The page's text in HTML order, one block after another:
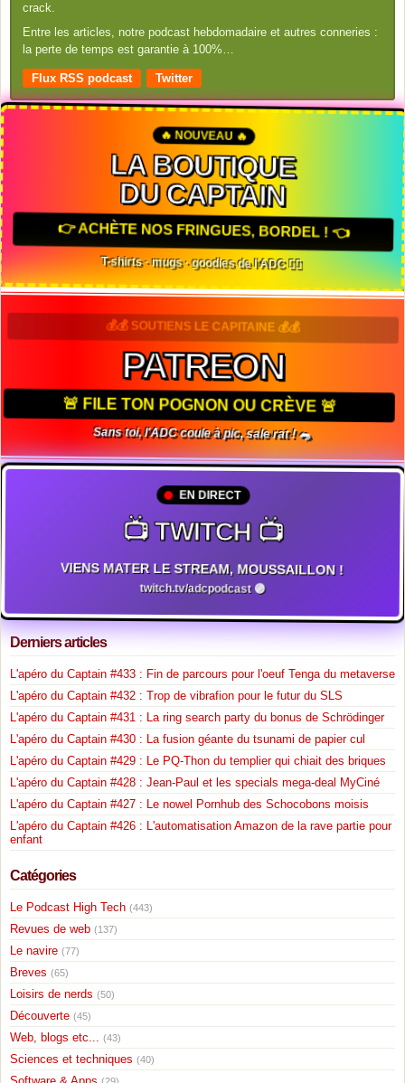
crack.
Entre les articles, notre podcast hebdomadaire et autres conneries :
la perte de temps est garantie à 100%…
Flux RSS podcast Twitter
🔥 NOUVEAU 🔥
LA BOUTIQUE
DU CAPTAIN
👉 ACHÈTE NOS FRINGUES, BORDEL ! 👈
T-shirts · mugs · goodies de l'ADC 🏴‍☠️
💰💰 SOUTIENS LE CAPITAINE 💰💰
PATREON
🚨 FILE TON POGNON OU CRÈVE 🚨
Sans toi, l'ADC coule à pic, sale rat ! 🐀
EN DIRECT
📺 TWITCH 📺
VIENS MATER LE STREAM, MOUSSAILLON !
twitch.tv/adcpodcast 🟣
Derniers articles
L'apéro du Captain #433 : Fin de parcours pour l'oeuf Tenga du metaverse
L'apéro du Captain #432 : Trop de vibrafion pour le futur du SLS
L'apéro du Captain #431 : La ring search party du bonus de Schrödinger
L'apéro du Captain #430 : La fusion géante du tsunami de papier cul
L'apéro du Captain #429 : Le PQ-Thon du templier qui chiait des briques
L'apéro du Captain #428 : Jean-Paul et les specials mega-deal MyCiné
L'apéro du Captain #427 : Le nowel Pornhub des Schocobons moisis
L'apéro du Captain #426 : L'automatisation Amazon de la rave partie pour
enfant
Catégories
Le Podcast High Tech (443)
Revues de web (137)
Le navire (77)
Breves (65)
Loisirs de nerds (50)
Découverte (45)
Web, blogs etc... (43)
Sciences et techniques (40)